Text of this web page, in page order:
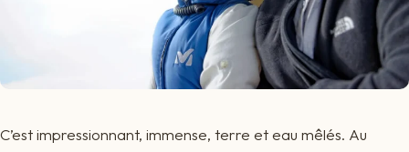
C’est impressionnant, immense, terre et eau mêlés. Au